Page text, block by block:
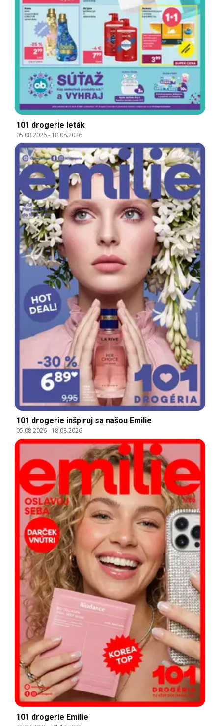
101 drogerie leták
05.08.2026- 18.08.2026
101 drogerie inšpiruj sa našou Emilie
05.08.2026- 18.08.2026
101 drogerie Emilie